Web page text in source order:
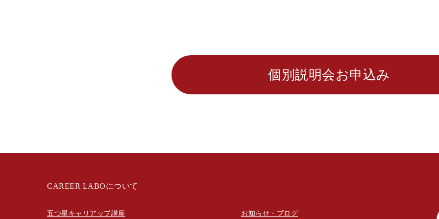
個別説明会お申込み
CAREER LABOについて
五つ星キャリアップ講座 お知らせ・ブログ